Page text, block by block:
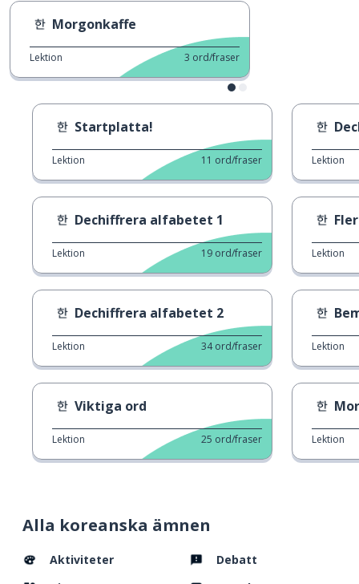
Alla koreanska ämnen
Aktiviteter
Debatt
Morgonkaffe
Lektion 3 ord/fraser
Startplatta!
Lektion 11 ord/fraser
Dechiffrera alfabetet 1
Lektion 19 ord/fraser
Dechiffrera alfabetet 2
Lektion 34 ord/fraser
Viktiga ord
Lektion 25 ord/fraser
Lektion
Lektion
Lektion
Lektion